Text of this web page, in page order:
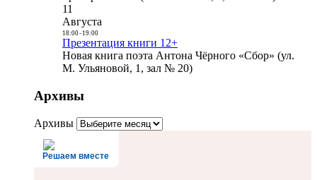
11
Августа
18:00- 19:00
Презентация книги 12+
Новая книга поэта Антона Чёрного «Сбор» (ул.
М. Ульяновой, 1, зал № 20)
Архивы
Архивы
Решаем вместе